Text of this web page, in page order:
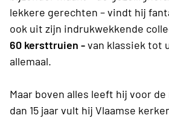
lekkere gerechten – vindt hij
ook uit zijn indrukwekkende
60 kersttruien -van klassiek tot
allemaal.
Maar boven alles leeft hij voor
dan 15 jaar vult hij Vlaamse